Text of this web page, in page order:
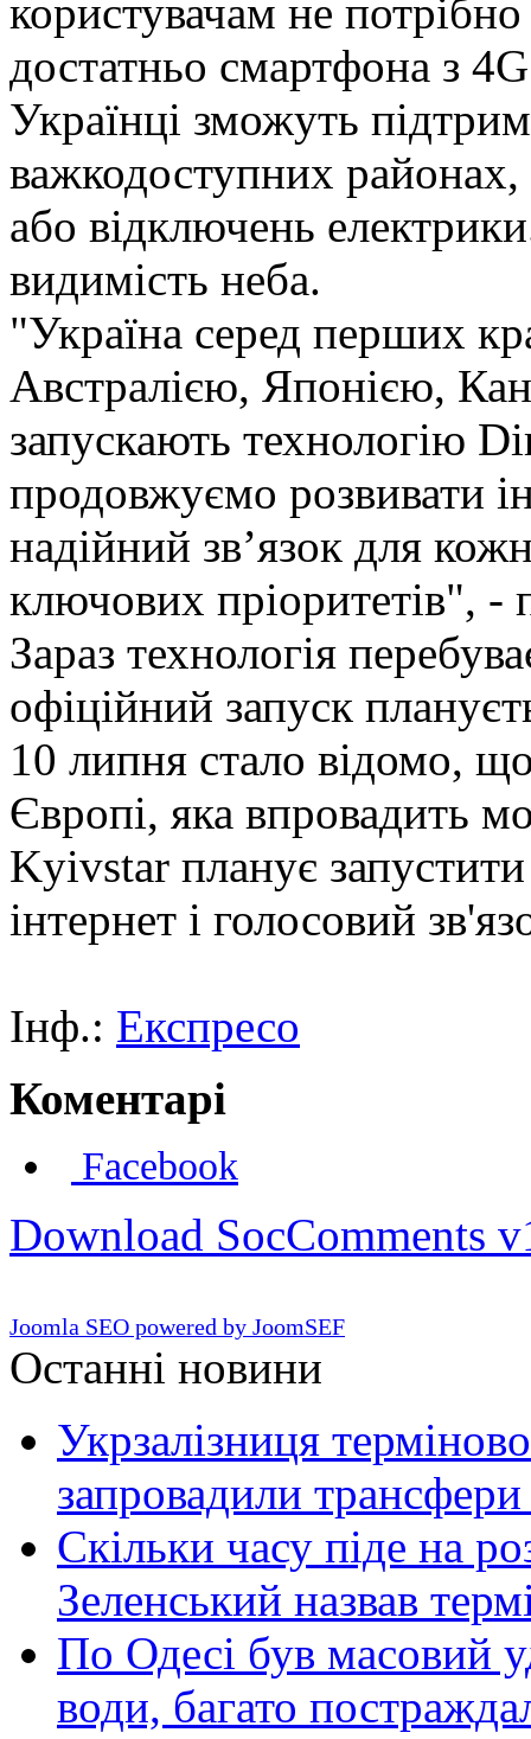
користувачам не
достатньо смартфона з
Українці зможуть
важкодоступних районах,
або відключень
видимість неба.
"Україна серед перших
Австралією, Японією,
запускають технологію
продовжуємо розвивати
надійний зв’язок для
ключових пріоритетів", -
Зараз технологія
офіційний запуск
10 липня стало відомо,
Європі, яка впровадить
Kyivstar планує
інтернет і голосовий
Інф.: Експресо
Коментарі
Facebook
Download SocComments
Joomla SEO powered by JoomSEF
Останні новини
Укрзалізниця
запровадили
Скільки часу піде на
Зеленський назвав
По Одесі був масовий
води, багато